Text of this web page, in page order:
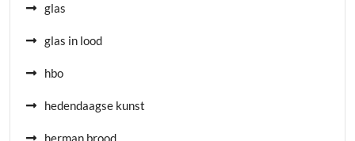
glas
glas in lood
hbo
hedendaagse kunst
herman brood